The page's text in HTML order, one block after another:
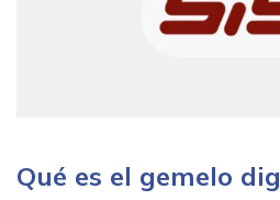
Qué es el gemelo